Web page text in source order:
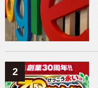
AppleWatchアクセサリー
Xiaomi （118）